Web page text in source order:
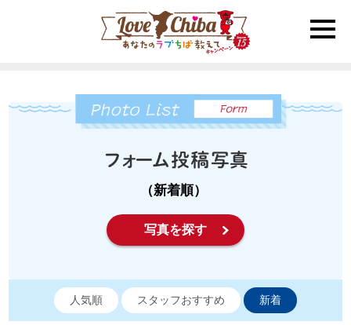
toggle
（新着順）
写真を探す
人気順 スタッフおすすめ 新着